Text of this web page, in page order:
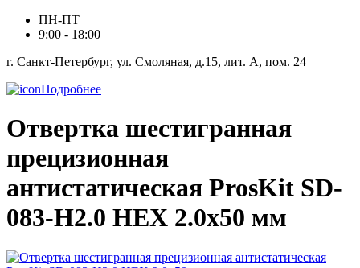
ПН-ПТ
9:00 - 18:00
г. Санкт-Петербург, ул. Смоляная, д.15, лит. А, пом. 24
Подробнее
Отвертка шестигранная
прецизионная
антистатическая ProsKit SD-
083-H2.0 HEX 2.0x50 мм